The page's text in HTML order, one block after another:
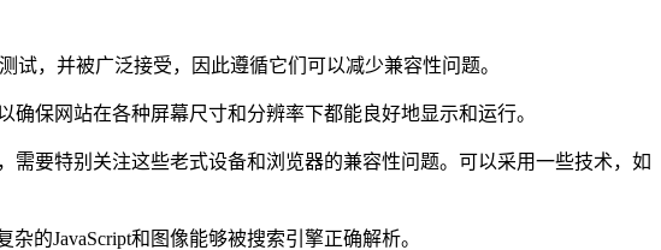
，并被广泛接受，因此遵循它们可以减少兼容性问题。
保网站在各种屏幕尺寸和分辨率下都能良好地显示和运行。
要特别关注这些老式设备和浏览器的兼容性问题。可以采用一些技术，如
JavaScript和图像能够被搜索引擎正确解析。